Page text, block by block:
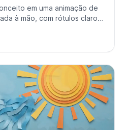
em uma animação de
à mão, com rótulos claros